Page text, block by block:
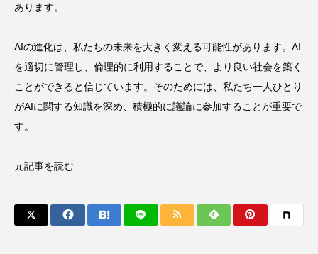
あります。
AIの進化は、私たちの未来を大きく変える可能性があります。AI
を適切に管理し、倫理的に利用することで、より良い社会を築く
ことができると信じています。そのためには、私たち一人ひとり
がAIに関する知識を深め、積極的に議論に参加することが重要で
す。
元記事を読む